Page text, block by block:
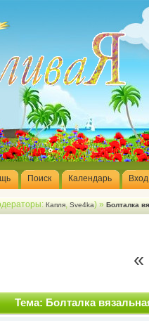
Поиск Календарь Вход
Капля, Sve4ka) » Болталка
Тема: Болталка